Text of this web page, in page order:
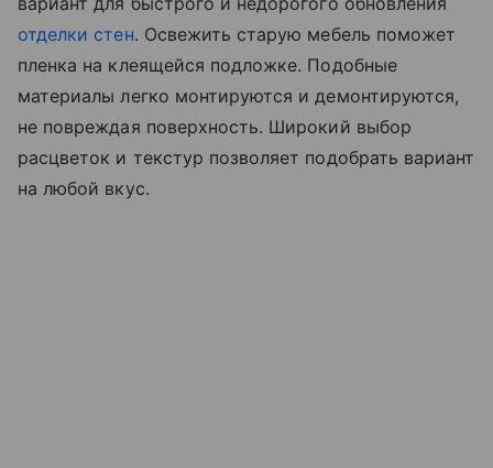
отделки стен. Освежить старую мебель поможет
пленка на клеящейся подложке. Подобные
материалы легко монтируются и демонтируются,
не повреждая поверхность. Широкий выбор
расцветок и текстур позволяет подобрать вариант
на любой вкус.